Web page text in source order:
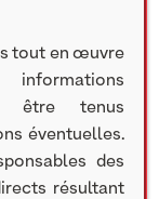
et
et les
à ce
nextstage-
kZYv
tout en œuvre
être tenus
éventuelles.
des
résultant